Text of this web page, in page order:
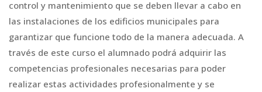
control y mantenimiento que se deben llevar a cabo en
las instalaciones de los edificios municipales para
garantizar que funcione todo de la manera adecuada. A
través de este curso el alumnado podrá adquirir las
competencias profesionales necesarias para poder
realizar estas actividades profesionalmente y se